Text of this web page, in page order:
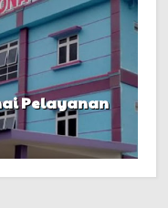
Pelayanan